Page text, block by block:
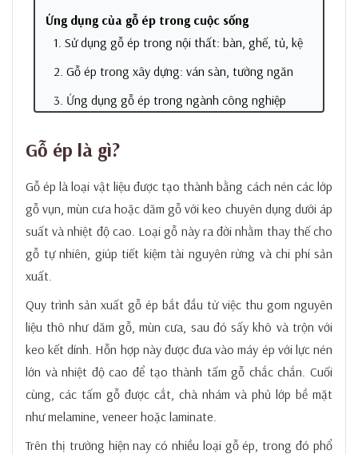
Ứng dụng của gỗ ép trong cuộc sống
1. Sử dụng gỗ ép trong nội thất: bàn, ghế, tủ, kệ
2. Gỗ ép trong xây dựng: ván sàn, tường ngăn
3. Ứng dụng gỗ ép trong ngành công nghiệp
1. Cách chọn gỗ ép chất lượng tốt
2. Lời khuyên về bảo trì và vệ sinh gỗ ép
Lời Kết
Gỗ ép là gì?
Gỗ ép là loại vật liệu được tạo thành bằng cách nén các lớp
gỗ vụn, mùn cưa hoặc dăm gỗ với keo chuyên dụng dưới áp
suất và nhiệt độ cao. Loại gỗ này ra đời nhằm thay thế cho
gỗ tự nhiên, giúp tiết kiệm tài nguyên rừng và chi phí sản
xuất.
Quy trình sản xuất gỗ ép bắt đầu từ việc thu gom nguyên
liệu thô như dăm gỗ, mùn cưa, sau đó sấy khô và trộn với
keo kết dính. Hỗn hợp này được đưa vào máy ép với lực nén
lớn và nhiệt độ cao để tạo thành tấm gỗ chắc chắn. Cuối
cùng, các tấm gỗ được cắt, chà nhám và phủ lớp bề mặt
như melamine, veneer hoặc laminate.
Trên thị trường hiện nay có nhiều loại gỗ ép, trong đó phổ